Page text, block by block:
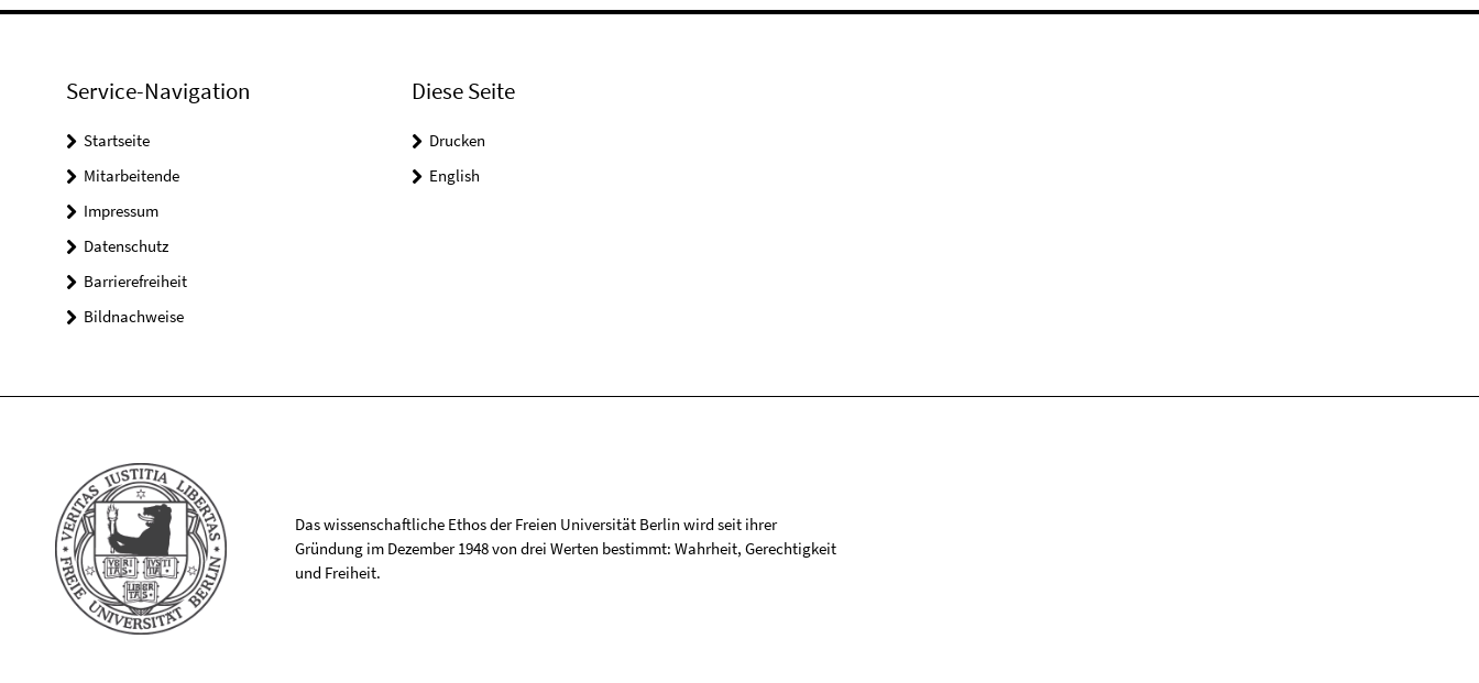
Service-Navigation
Startseite
Mitarbeitende
Impressum
Datenschutz
Barrierefreiheit
Bildnachweise
Diese Seite
Drucken
English
Das wissenschaftliche Ethos der Freien Universität Berlin wird seit ihrer
Gründung im Dezember 1948 von drei Werten bestimmt: Wahrheit, Gerechtigkeit
und Freiheit.